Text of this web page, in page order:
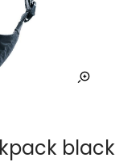
black